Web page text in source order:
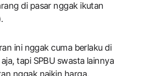
di pasar nggak ikutan
ini nggak cuma berlaku di
tapi SPBU swasta lainnya
nggak naikin harga.